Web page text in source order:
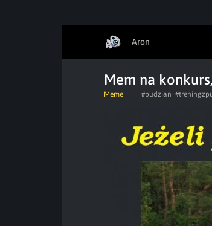
Aron
Mem na
Meme #pudzian